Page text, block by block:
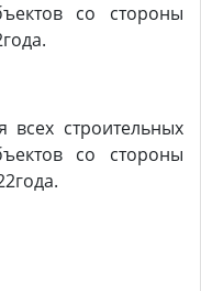
со стороны
строительных
со стороны